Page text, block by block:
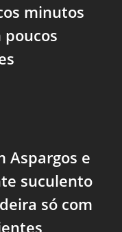
minutos
poucos
Aspargos e
suculento
só com